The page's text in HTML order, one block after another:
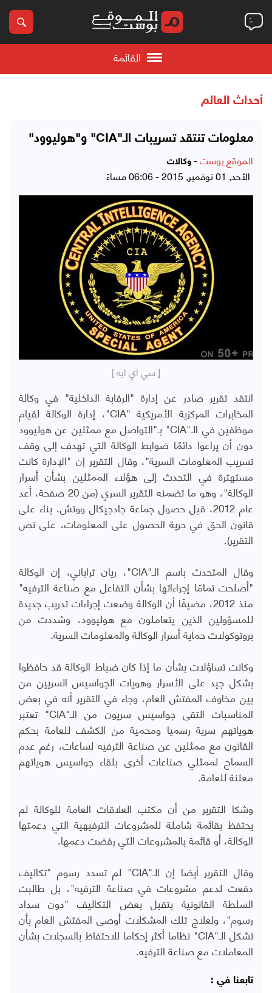
القائمة
أحداث العالم
معلومات تنتقد تسريبات الـ"CIA" و"هوليوود"
الموقع بوست- وكالات
الأحد, 01 نوفمبر, 2015 - 06:06 مساءً
[ سي اي ايه ]
انتقد تقرير صادر عن إدارة "الرقابة الداخلية" في وكالة
المخابرات المركزية الأمريكية "CIA"، إدارة الوكالة لقيام
موظفين في الـ"CIA" بـ"التواصل مع ممثلين عن هوليوود
دون أن يراعوا دائمًا ضوابط الوكالة التي تهدف إلى وقف
تسريب المعلومات السرية"، وقال التقرير إن "الإدارة كانت
مستهترة في التحدث إلى هؤلاء الممثلين بشأن أسرار
الوكالة"، وهو ما تضمنه التقرير السري (من 20 صفحة، أعد
عام 2012، قبل حصول جماعة جادجيكال ووتش، بناء على
قانون الحق في حرية الحصول على المعلومات، على نص
التقرير).
وقال المتحدث باسم الـ"CIA"، ريان تراباني، إن الوكالة
"أصلحت تمامًا إجراءاتها بشأن التفاعل مع صناعة الترفيه"
منذ 2012، مضيفًا أن الوكالة وضعت إجراءات تدريب جديدة
للمسؤولين الذين يتعاملون مع هوليوود، وشددت من
بروتوكولات حماية أسرار الوكالة والمعلومات السرية.
وكانت تساؤلات بشأن ما إذا كان ضباط الوكالة قد حافظوا
بشكل جيد على الأسرار وهويات الجواسيس السريين من
بين مخاوف المفتش العام، وجاء في التقرير أنه في بعض
المناسبات التقى جواسيس سريون من الـ"CIA" تعتبر
هوياتهم سرية رسميا ومحمية من الكشف للعامة بحكم
القانون مع ممثلين عن صناعة الترفيه لساعات، رغم عدم
السماح لممثلي صناعات أخرى بلقاء جواسيس هوياتهم
معلنة للعامة.
وشكا التقرير من أن مكتب العلاقات العامة للوكالة لم
يحتفظ بقائمة شاملة للمشروعات الترفيهية التي دعمتها
الوكالة، أو قائمة بالمشروعات التي رفضت دعمها.
وقال التقرير أيضا إن الـ"CIA" لم تسدد رسوم "تكاليف
دفعت لدعم مشروعات في صناعة الترفيه"، بل طالبت
السلطة القانونية بتقبل بعض التكاليف "دون سداد
رسوم"، ولعلاج تلك المشكلات أوصى المفتش العام بأن
تشكل الـ"CIA" نظاما أكثر إحكاما للاحتفاظ بالسجلات بشأن
المعاملات مع صناعة الترفيه.
تابعنا في :